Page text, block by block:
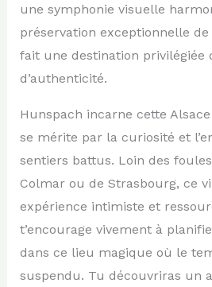
une symphonie visuelle
préservation exceptionnelle
fait une destination privilégiée
d’authenticité.
Hunspach incarne cette
se mérite par la curiosité et
sentiers battus. Loin des
Colmar ou de Strasbourg, ce
expérience intimiste et
t’encourage vivement à
dans ce lieu magique où le
suspendu. Tu découvriras un